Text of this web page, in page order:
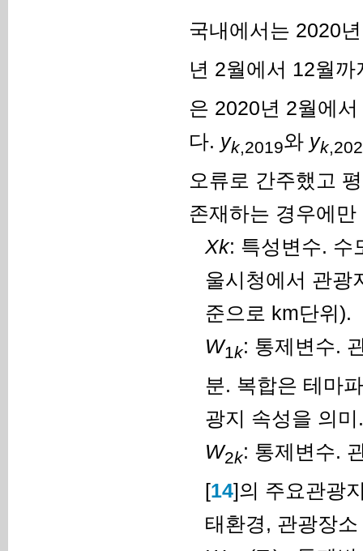
국내에서는 2020
년 2월에서 12월
은 2020년 2월에
다. yk,2019와 yk
오류로 간주했고
존재하는 경우에
Xk: 특성변수. 수
울시청에서 관광
준으로 km단위).
W1k: 통제변수.
분. 복합은 테마
광지 속성을 의미.
W2k: 통제변수.
[14]의 주요관광
태환경, 관광장